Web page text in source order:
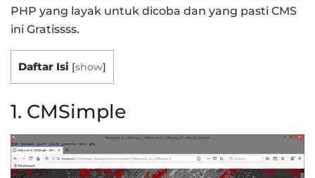
PHP yang layak untuk dicoba dan yang pasti CMS
ini Gratissss.
Daftar Isi [show]
1. CMSimple